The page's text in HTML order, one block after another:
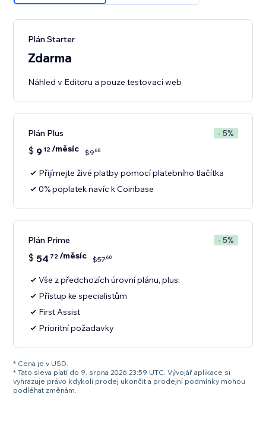
Plán Starter
Zdarma
Náhled v Editoru a pouze testovací web
Plán Plus - 5%
$ 9 12/měsíc $960
Přijímejte živé platby pomocí platebního tlačítka
0% poplatek navíc k Coinbase
Plán Prime - 5%
$ 54 72/měsíc $5760
Vše z předchozích úrovní plánu, plus:
Přístup ke specialistům
First Assist
Prioritní požadavky
* Cena je v USD.
* Tato sleva platí do 9. srpna 2026 23:59 UTC. Vývojář aplikace si
vyhrazuje právo kdykoli prodej ukončit a prodejní podmínky mohou
podléhat změnám.